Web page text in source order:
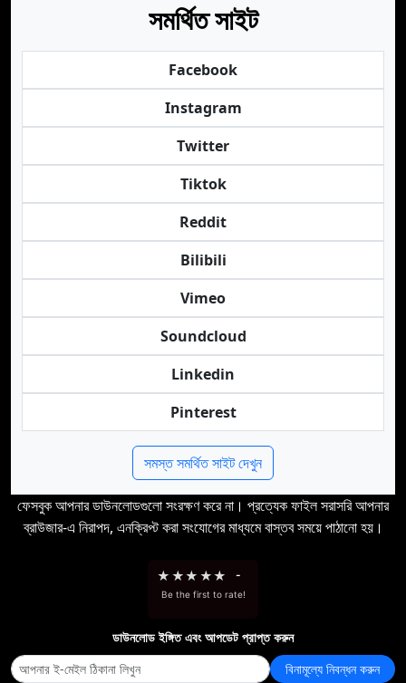
সমর্থিত সাইট
Facebook
Instagram
Twitter
Tiktok
Reddit
Bilibili
Vimeo
Soundcloud
Linkedin
Pinterest
সমস্ত সমর্থিত সাইট দেখুন
ফেসবুক আপনার ডাউনলোডগুলো সংরক্ষণ করে না। প্রত্যেক ফাইল সরাসরি আপনার
ব্রাউজার-এ নিরাপদ, এনক্রিপ্ট করা সংযোগের মাধ্যমে বাস্তব সময়ে পাঠানো হয়।
★ ★★ ★★ -
Be the first to rate!
ডাউনলোড ইঙ্গিত এবং আপডেট প্রাপ্ত করুন
বিনামূল্যে নিবন্ধন করুন